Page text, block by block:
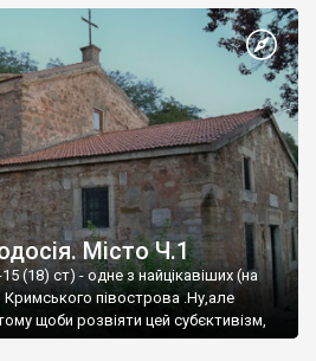
Місто Ч.1
(18) ст) - одне з найцікавіших (на
півострова .Ну,але
щоби розвіяти цей субєктивізм,